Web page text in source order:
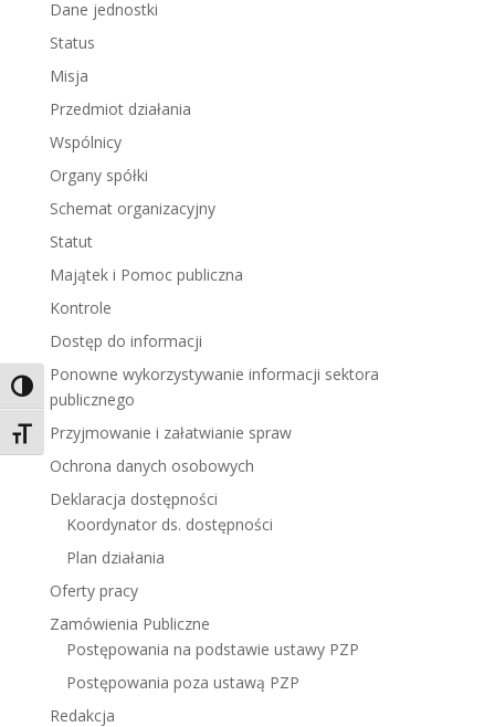
Toggle High Contrast
Toggle Font size
Dane jednostki
Status
Misja
Przedmiot działania
Wspólnicy
Organy spółki
Schemat organizacyjny
Statut
Majątek i Pomoc publiczna
Kontrole
Dostęp do informacji
Ponowne wykorzystywanie informacji sektora
publicznego
Przyjmowanie i załatwianie spraw
Ochrona danych osobowych
Deklaracja dostępności
Koordynator ds. dostępności
Plan działania
Oferty pracy
Zamówienia Publiczne
Postępowania na podstawie ustawy PZP
Postępowania poza ustawą PZP
Redakcja